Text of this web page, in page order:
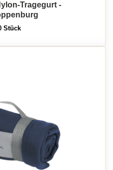
Tragegurt -
Stück